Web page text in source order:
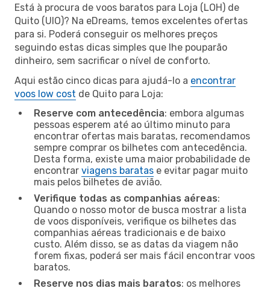
Está à procura de voos baratos para Loja (LOH) de
Quito (UIO)? Na eDreams, temos excelentes ofertas
para si. Poderá conseguir os melhores preços
seguindo estas dicas simples que lhe pouparão
dinheiro, sem sacrificar o nível de conforto.
Aqui estão cinco dicas para ajudá-lo a encontrar
voos low cost de Quito para Loja:
Reserve com antecedência: embora algumas
pessoas esperem até ao último minuto para
encontrar ofertas mais baratas, recomendamos
sempre comprar os bilhetes com antecedência.
Desta forma, existe uma maior probabilidade de
encontrar viagens baratas e evitar pagar muito
mais pelos bilhetes de avião.
Verifique todas as companhias aéreas:
Quando o nosso motor de busca mostrar a lista
de voos disponíveis, verifique os bilhetes das
companhias aéreas tradicionais e de baixo
custo. Além disso, se as datas da viagem não
forem fixas, poderá ser mais fácil encontrar voos
baratos.
Reserve nos dias mais baratos: os melhores